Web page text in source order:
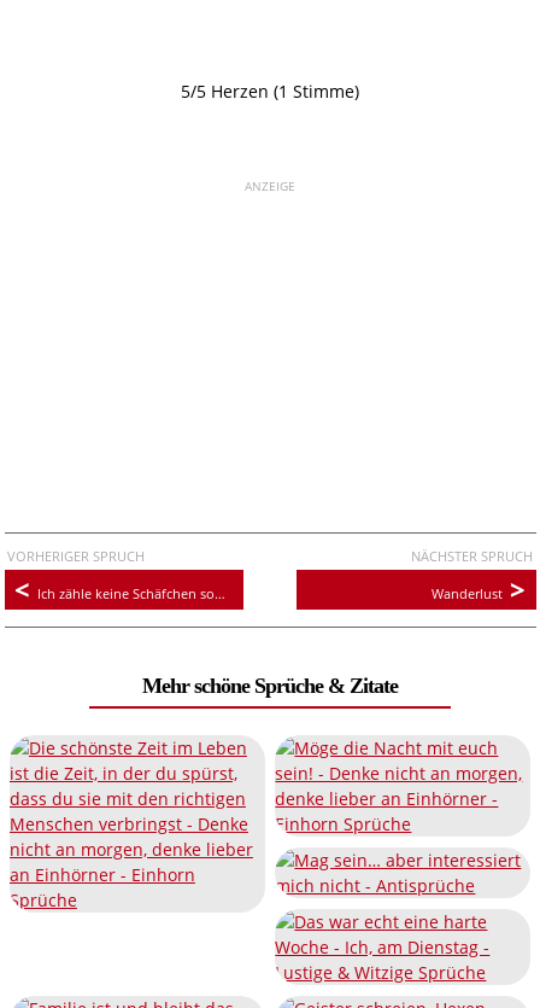
5/5 Herzen (1 Stimme)
ANZEIGE
VORHERIGER SPRUCH
Ich zähle keine Schäfchen sondern Einhörner
NÄCHSTER SPRUCH
Wanderlust
Mehr schöne Sprüche & Zitate